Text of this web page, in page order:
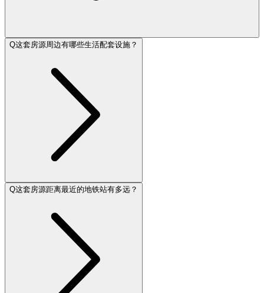
Q这套房源周边有哪些生活配套设施？
Q这套房源距离最近的地铁站有多远？